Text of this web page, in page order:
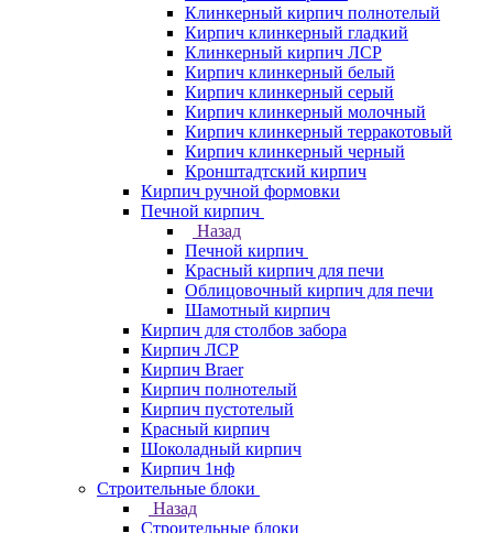
Клинкерный кирпич полнотелый
Кирпич клинкерный гладкий
Клинкерный кирпич ЛСР
Кирпич клинкерный белый
Кирпич клинкерный серый
Кирпич клинкерный молочный
Кирпич клинкерный терракотовый
Кирпич клинкерный черный
Кронштадтский кирпич
Кирпич ручной формовки
Печной кирпич
Назад
Печной кирпич
Красный кирпич для печи
Облицовочный кирпич для печи
Шамотный кирпич
Кирпич для столбов забора
Кирпич ЛСР
Кирпич Braer
Кирпич полнотелый
Кирпич пустотелый
Красный кирпич
Шоколадный кирпич
Кирпич 1нф
Строительные блоки
Назад
Строительные блоки